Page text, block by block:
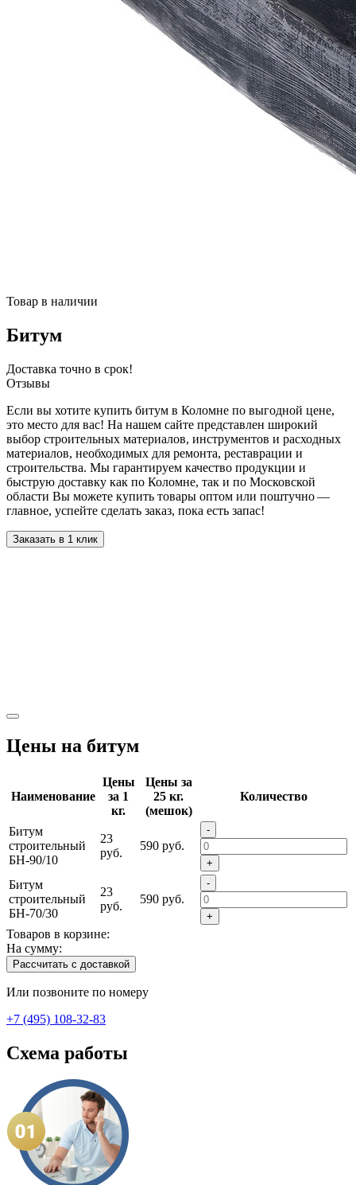
Товар в наличии
Битум
Доставка точно в срок!
Отзывы
Если вы хотите купить битум в Коломне по выгодной цене,
это место для вас! На нашем сайте представлен широкий
выбор строительных материалов, инструментов и расходных
материалов, необходимых для ремонта, реставрации и
строительства. Мы гарантируем качество продукции и
быструю доставку как по Коломне, так и по Московской
области Вы можете купить товары оптом или поштучно —
главное, успейте сделать заказ, пока есть запас!
Заказать в 1 клик
Цены на битум
Наименование
Цены
за 1
кг.
Цены за
25 кг.
(мешок)
Количество
Битум
строительный
БН-90/10
23
руб.
590 руб.
-
+
Битум
строительный
БН-70/30
23
руб.
590 руб.
-
+
Товаров в корзине:
На сумму:
Рассчитать с доставкой
Или позвоните по номеру
+7 (495) 108-32-83
Схема работы